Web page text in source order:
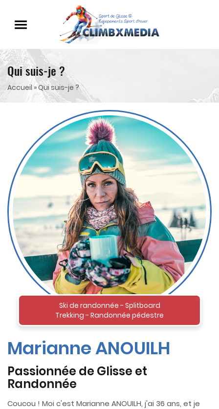
Qui suis-je ?
Accueil» Qui suis-je ?
Ski de randonnée - Splitboard
Trekking - Randonnée pédestre
Marianne ANOUILH
Passionnée de Glisse et
Randonnée
Coucou ! Moi c'est Marianne ANOUILH, j'ai 36 ans, et je